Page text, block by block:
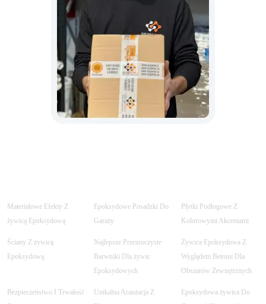
Materiałowe Efekty Z
żywicą Epoksydową
Epoksydowe Posadzki Do
Garaży
Płytki Podłogowe Z
Kolorowymi Akcentami
Ściany Z żywicą
Epoksydową
Najlepsze Przezroczyste
Barwniki Dla żywic
Epoksydowych
Żywica Epoksydowa Z
Wyglądem Betonu Dla
Obszarów Zewnętrznych
Bezpieczeństwo I Trwałość
Unikalna Aranżacja Z
Epoksydowa żywica Do